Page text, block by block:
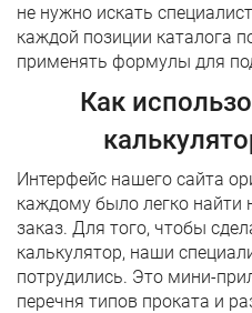
не нужно искать
каждой позиции каталога
применять формулы для
Как
Интерфейс нашего сайта
каждому было легко
заказ. Для того, чтобы
калькулятор, наши
потрудились. Это мини-
перечня типов проката и